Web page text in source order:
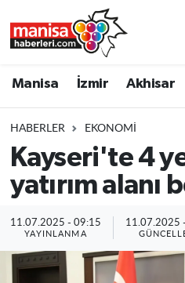
Manisa İzmir Akhisar
HABERLER EKONOMI
Kayseri'te 4
yatırım alanı
11.07.2025 - 09:15
YAYINLANMA
11.07.2025
Turgutlu
Salihli
Saruhanlı
Manisa Nöbetçi Eczaneler
Manisa Trafik Yoğunluk
Süper Lig Puan Durumu
Tüm Manşetler